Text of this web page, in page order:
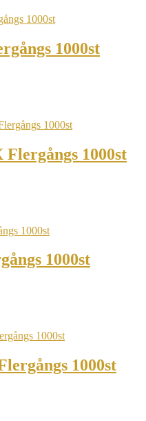
1000st
1000st
1000st
1000st